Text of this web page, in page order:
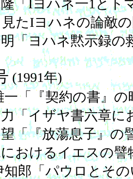
「Iヨハネ一1とト
たIヨハネの論敵
「ヨハネ黙示録の
(1991年)
一「『契約の書』の
「イザヤ書六章に
「『放蕩息子』の
おけるイエスの
知郎「パウロとそ